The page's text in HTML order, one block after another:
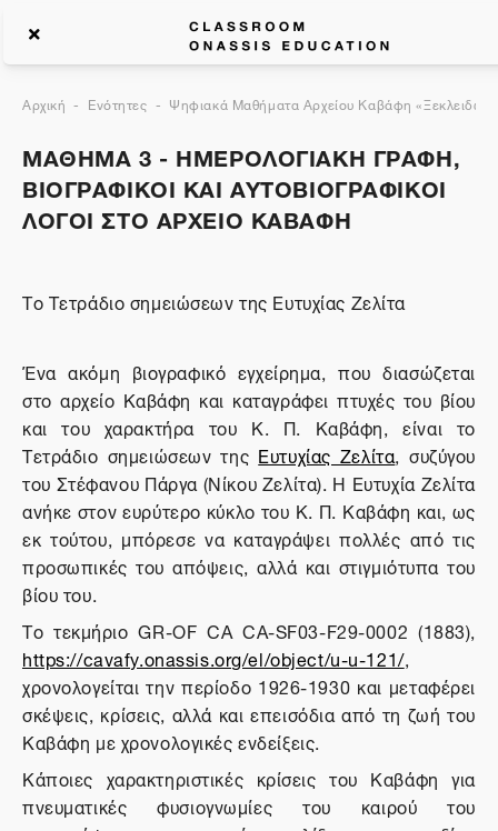
Αρχική Ενότητες Ψηφιακά Μαθήματα Αρχείου Καβάφη
ΜΑΘΗΜΑ 3 - ΗΜΕΡΟΛΟΓΙΑΚΗ ΓΡΑΦΗ,
ΒΙΟΓΡΑΦΙΚΟΙ ΚΑΙ ΑΥΤΟΒΙΟΓΡΑΦΙΚOΙ
ΛΟΓΟΙ ΣΤΟ ΑΡΧΕΙΟ ΚΑΒΑΦΗ
Το Τετράδιο σημειώσεων της Ευτυχίας Ζελίτα
Ένα ακόμη βιογραφικό εγχείρημα, που διασώζεται
στο αρχείο Καβάφη και καταγράφει πτυχές του βίου
και του χαρακτήρα του Κ. Π. Καβάφη, είναι το
Τετράδιο σημειώσεων της Ευτυχίας Ζελίτα, συζύγου
του Στέφανου Πάργα (Νίκου Ζελίτα). Η Ευτυχία Ζελίτα
ανήκε στον ευρύτερο κύκλο του Κ. Π. Καβάφη και, ως
εκ τούτου, μπόρεσε να καταγράψει πολλές από τις
προσωπικές του απόψεις, αλλά και στιγμιότυπα του
βίου του.
Το τεκμήριο GR-OF CA CA-SF03-F29-0002 (1883),
https://cavafy.onassis.org/el/object/u-u-121/,
χρονολογείται την περίοδο 1926-1930 και μεταφέρει
σκέψεις, κρίσεις, αλλά και επεισόδια από τη ζωή του
Καβάφη με χρονολογικές ενδείξεις.
Κάποιες χαρακτηριστικές κρίσεις του Καβάφη για
πνευματικές φυσιογνωμίες του καιρού του